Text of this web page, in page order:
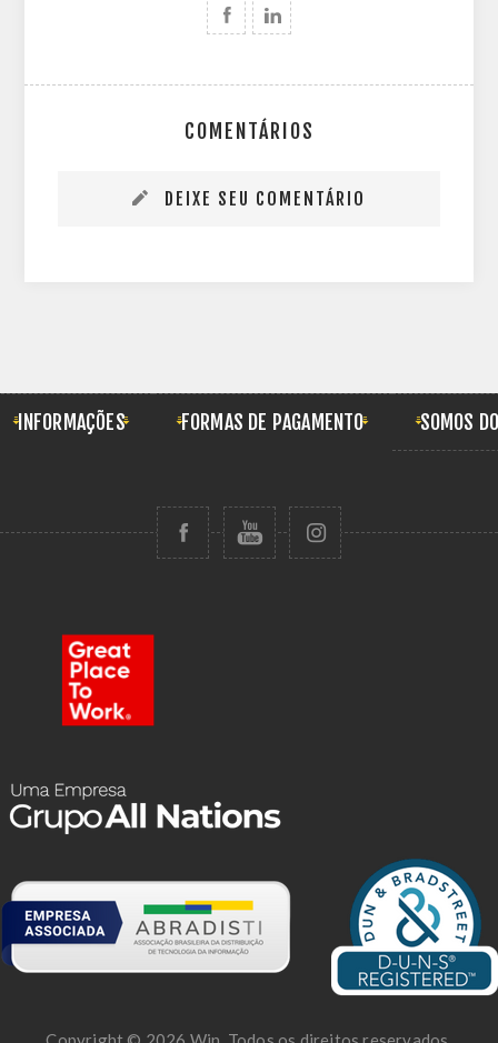
COMENTÁRIOS
DEIXE SEU COMENTÁRIO
INFORMAÇÕES FORMAS DE PAGAMENTO SOMOS